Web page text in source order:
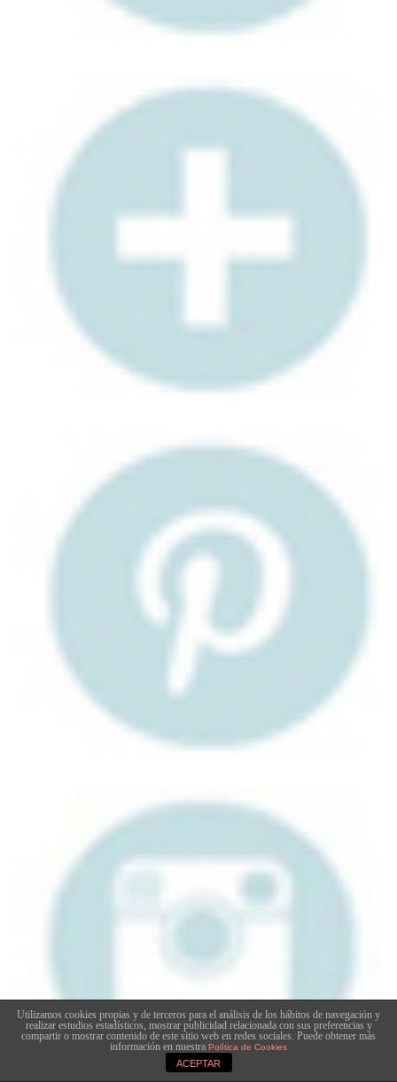
Utilizamos cookies propias y de terceros para el análisis de los hábitos de navegación y
realizar estudios estadísticos, mostrar publicidad relacionada con sus preferencias y
compartir o mostrar contenido de este sitio web en redes sociales. Puede obtener más
información en nuestra Política de Cookies
ACEPTAR